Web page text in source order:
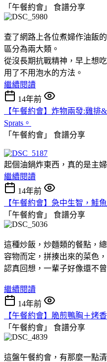
「午餐約會」 食譜分享
查了網路上各位煮婦作油飯
區分為兩大類。
從沒長期抗戰精神，早上想
用了不用泡水的方法。
繼續閱讀
14年前
【午餐約會】炸物兩發:雞排
Sprats。
「午餐約會」 食譜分享
起個油鍋炸東西，真的是主
繼續閱讀
14年前
【午餐約會】急中生智，鮭
「午餐約會」 食譜分享
這種炒飯，炒麵類的餐點，
容物而定，拼揍出來的菜色，
認真回想，一輩子好像還不
繼續閱讀
14年前
【午餐約會】脆煎鴨胸＋烤
「午餐約會」 食譜分享
這盤午餐約會，有那麼一點